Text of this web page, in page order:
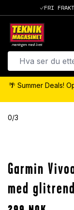
FRI
🌴 Summer Deals!
0/3
Garmin
med